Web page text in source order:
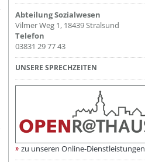
Abteilung Sozialwesen
Vilmer Weg 1, 18439 Stralsund
Telefon
03831 29 77 43
UNSERE SPRECHZEITEN
zu unseren Online-Dienstleistungen